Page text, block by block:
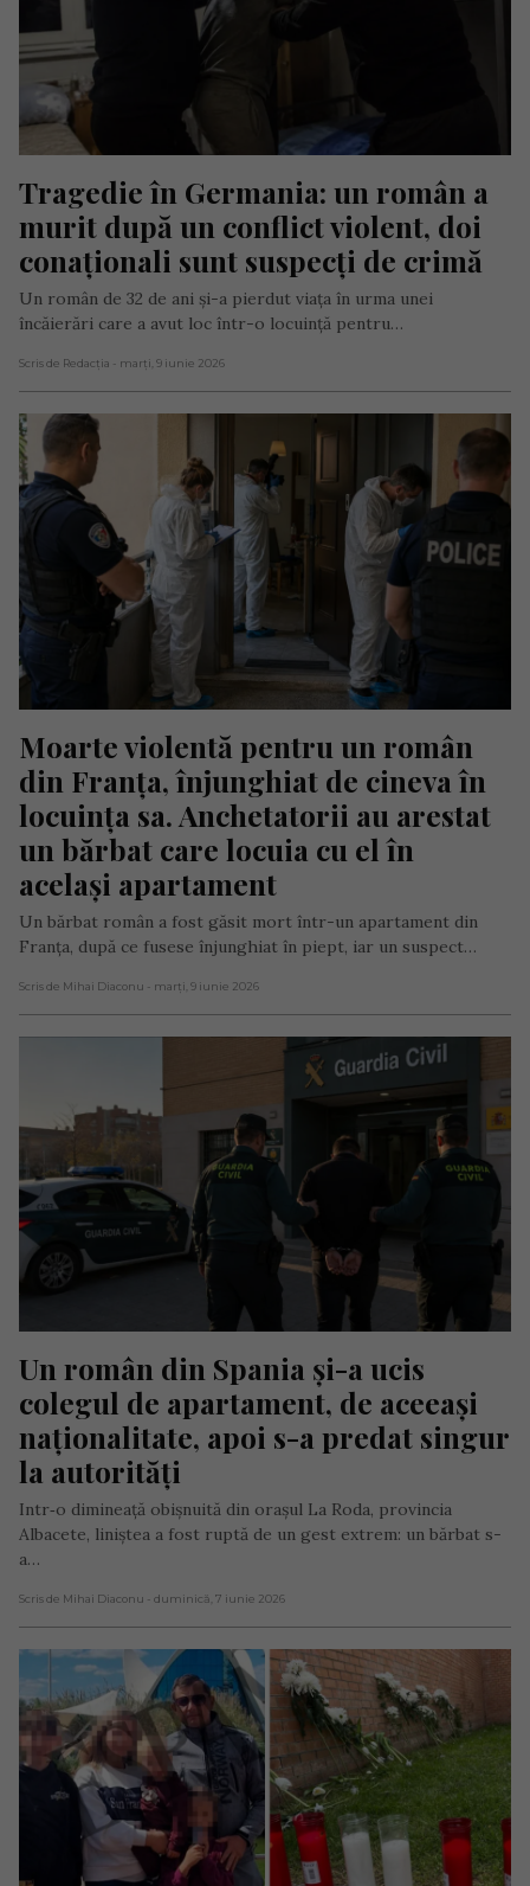
Tragedie în Germania: un român a
murit după un conflict violent, doi
conaționali sunt suspecți de crimă
Un român de 32 de ani și-a pierdut viața în urma unei
încăierări care a avut loc într-o locuință pentru…
Scris de Redacția - marți, 9 iunie 2026
Moarte violentă pentru un român
din Franța, înjunghiat de cineva în
locuința sa. Anchetatorii au arestat
un bărbat care locuia cu el în
același apartament
Un bărbat român a fost găsit mort într-un apartament din
Franța, după ce fusese înjunghiat în piept, iar un suspect…
Scris de Mihai Diaconu - marți, 9 iunie 2026
Un român din Spania și-a ucis
colegul de apartament, de aceeași
naționalitate, apoi s-a predat singur
la autorități
Intr‑o dimineață obișnuită din orașul La Roda, provincia
Albacete, liniștea a fost ruptă de un gest extrem: un bărbat s-
a…
Scris de Mihai Diaconu - duminică, 7 iunie 2026